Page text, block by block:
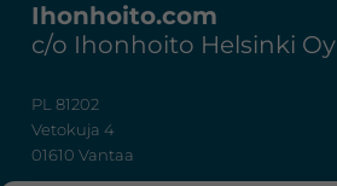
Ihonhoito.com
c/o Ihonhoito Helsinki Oy
PL 81202
Vetokuja 4
01610 Vantaa